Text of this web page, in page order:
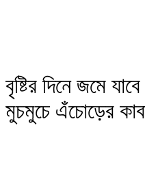
বৃষ্টির দিনে জমে
মুচমুচে এঁচোড়ের